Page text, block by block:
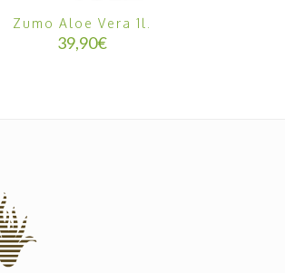
Zumo Aloe Vera 1l.
39,90€